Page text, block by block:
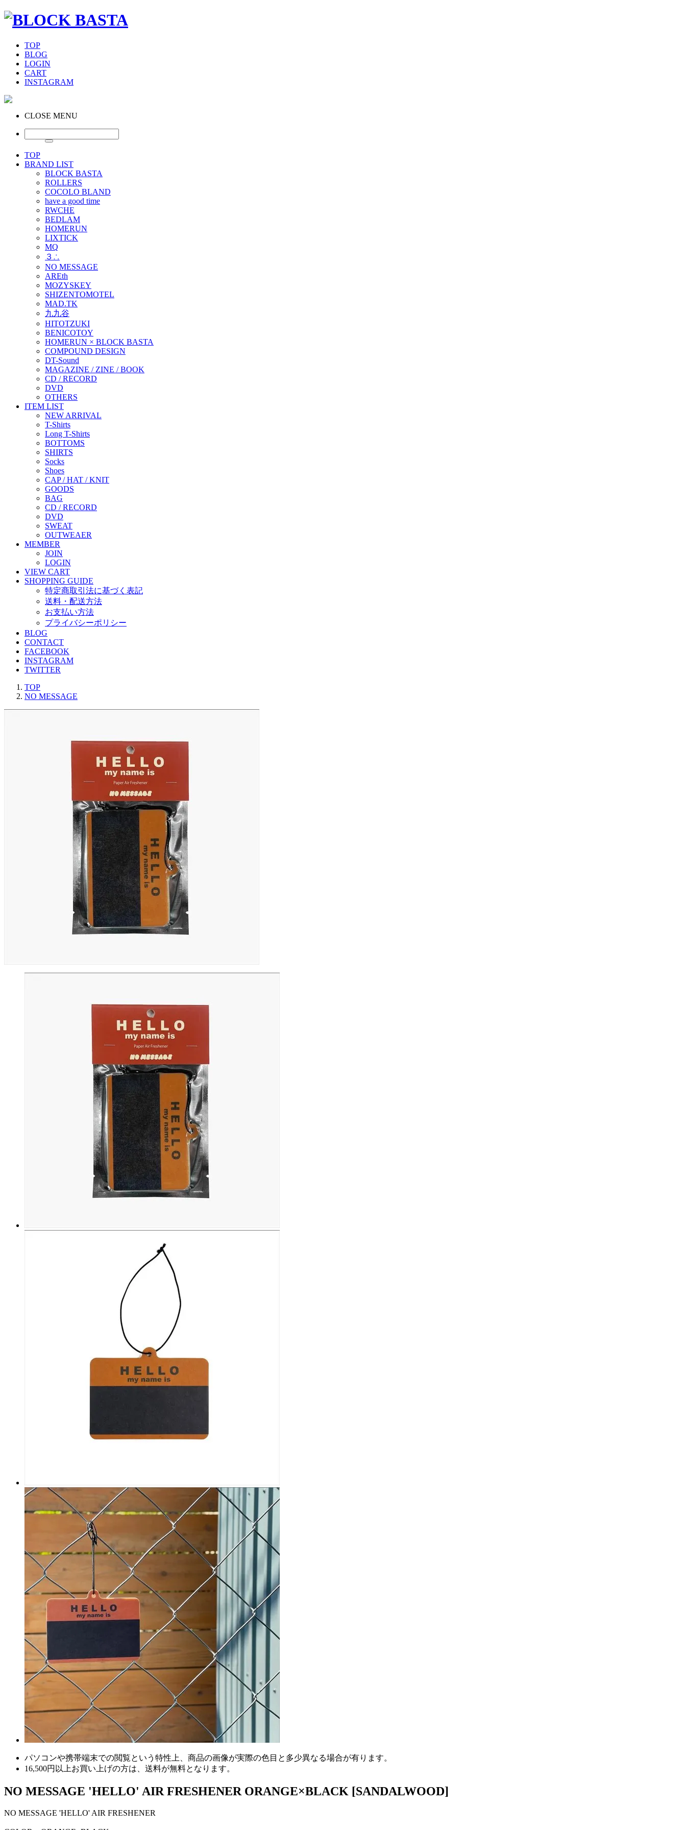
TOP
BLOG
LOGIN
CART
INSTAGRAM
CLOSE MENU
TOP
BRAND LIST
BLOCK BASTA
ROLLERS
COCOLO BLAND
have a good time
RWCHE
BEDLAM
HOMERUN
LIXTICK
MQ
３∴
NO MESSAGE
AREth
MOZYSKEY
SHIZENTOMOTEL
MAD.TK
九九谷
HITOTZUKI
BENICOTOY
HOMERUN × BLOCK BASTA
COMPOUND DESIGN
DT-Sound
MAGAZINE / ZINE / BOOK
CD / RECORD
DVD
OTHERS
ITEM LIST
NEW ARRIVAL
T-Shirts
Long T-Shirts
BOTTOMS
SHIRTS
Socks
Shoes
CAP / HAT / KNIT
GOODS
BAG
CD / RECORD
DVD
SWEAT
OUTWEAER
MEMBER
JOIN
LOGIN
VIEW CART
SHOPPING GUIDE
特定商取引法に基づく表記
送料・配送方法
お支払い方法
プライバシーポリシー
BLOG
CONTACT
FACEBOOK
INSTAGRAM
TWITTER
TOP
NO MESSAGE
パソコンや携帯端末での閲覧という特性上、商品の画像が実際の色目と多少異なる場合が有ります。
16,500円以上お買い上げの方は、 送料が無料となります。
NO MESSAGE 'HELLO' AIR FRESHENER ORANGE×BLACK [SANDALWOOD]
NO MESSAGE 'HELLO' AIR FRESHENER